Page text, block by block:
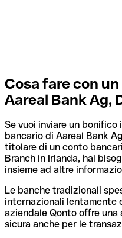
Cosa fare con
Aareal Bank Ag,
Se vuoi inviare un
bancario di Aareal Bank
titolare di un conto
Branch in Irlanda, hai
insieme ad altre
Le banche tradizionali
internazionali lentamente
aziendale Qonto offre una
sicura anche per le